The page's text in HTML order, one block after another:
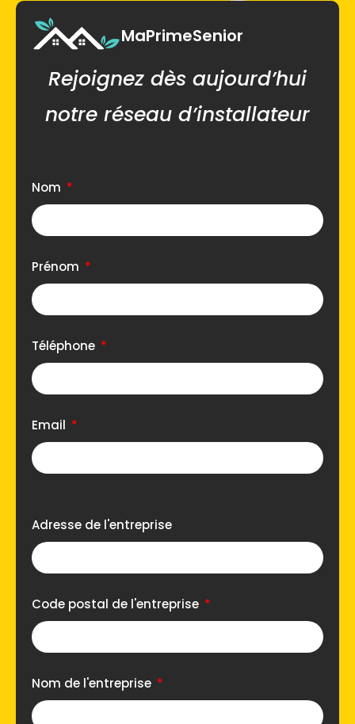
MaPrimeSenior
Rejoignez dès aujourd’hui
notre réseau d’installateur
Nom
Prénom
Téléphone
Email
Adresse de l'entreprise
Code postal de l'entreprise
Nom de l'entreprise